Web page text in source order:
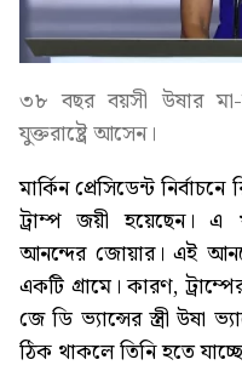
৩৮ বছর বয়সী উষার
যুক্তরাষ্ট্রে আসেন।
মার্কিন প্রেসিডেন্ট
ট্রাম্প জয়ী হয়েছেন। এ
আনন্দের জোয়ার। এই
একটি গ্রামে। কারণ,
জে ডি ভ্যান্সের স্ত্রী উষা
ঠিক থাকলে তিনি হতে